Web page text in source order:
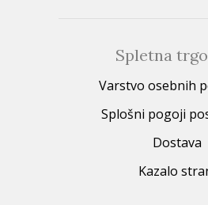
Spletna
Varstvo osebnih
Splošni pogoji
Dostava
Kazalo